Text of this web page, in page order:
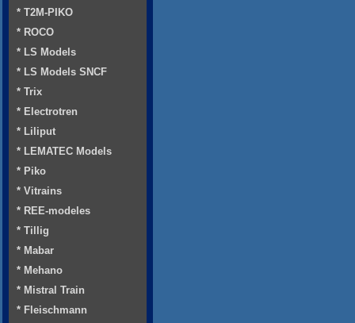
* T2M-PIKO
* ROCO
* LS Models
* LS Models SNCF
* Trix
* Electrotren
* Liliput
* LEMATEC Models
* Piko
* Vitrains
* REE-modeles
* Tillig
* Mabar
* Mehano
* Mistral Train
* Fleischmann